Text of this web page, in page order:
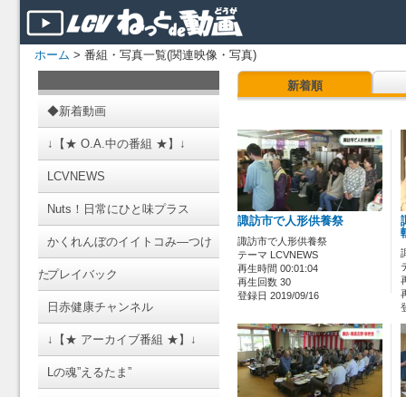
ホーム > 番組・写真一覧(関連映像・写真)
◆新着動画
↓【★ O.A.中の番組 ★】↓
LCVNEWS
Nuts！日常にひと味プラス
かくれんぼのイイトコみ―つけ
たプレイバック
日赤健康チャンネル
↓【★ アーカイブ番組 ★】↓
Lの魂”えるたま”
新着順
諏訪市で人形供養祭
諏訪市で人形供養祭
テーマ LCVNEWS
再生時間 00:01:04
再生回数 30
登録日 2019/09/16